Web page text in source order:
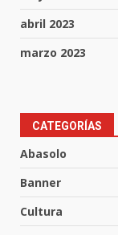
abril 2023
marzo 2023
CATEGORÍAS
Abasolo
Banner
Cultura
3